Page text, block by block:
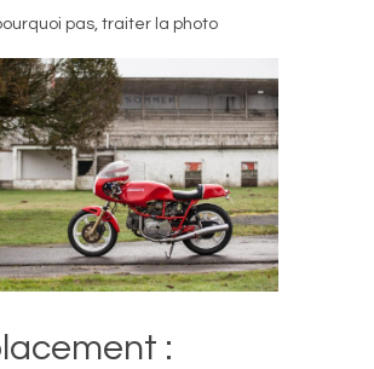
pas, traiter la photo
: